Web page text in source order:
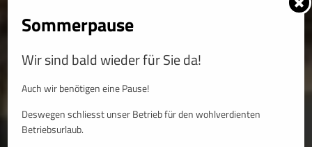
Sommerpause
Wir sind bald wieder für Sie da!
Auch wir benötigen eine Pause!
Deswegen schliesst unser Betrieb für den wohlverdienten
Betriebsurlaub.